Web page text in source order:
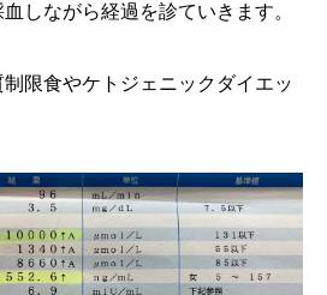
しながら経過を診ていきます。
限食やケトジェニックダイエッ